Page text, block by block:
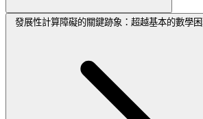
發展性計算障礙的關鍵跡象：超越基本的數學